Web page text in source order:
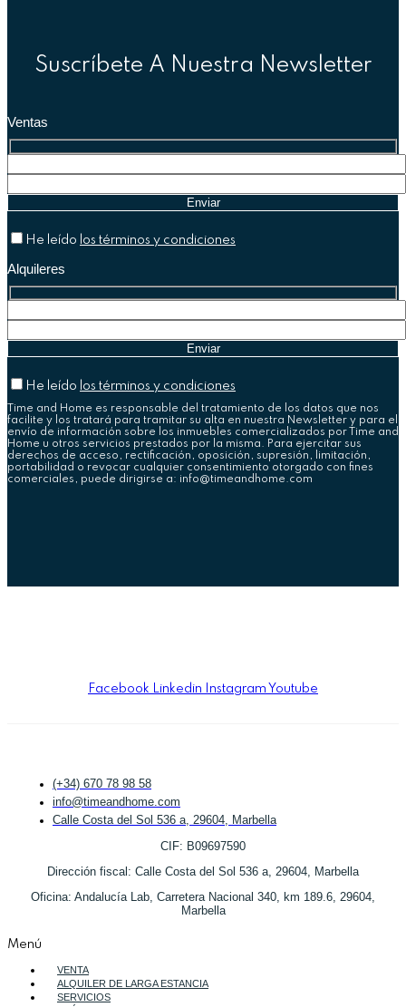
Suscríbete A Nuestra Newsletter
Ventas
He leído los términos y condiciones
Alquileres
He leído los términos y condiciones
Time and Home es responsable del tratamiento de los datos que nos
facilite y los tratará para tramitar su alta en nuestra Newsletter y para el
envío de información sobre los inmuebles comercializados por Time and
Home u otros servicios prestados por la misma. Para ejercitar sus
derechos de acceso, rectificación, oposición, supresión, limitación,
portabilidad o revocar cualquier consentimiento otorgado con fines
comerciales, puede dirigirse a: info@timeandhome.com
Facebook Linkedin Instagram Youtube
(+34) 670 78 98 58
info@timeandhome.com
Calle Costa del Sol 536 a, 29604, Marbella
CIF: B09697590
Dirección fiscal: Calle Costa del Sol 536 a, 29604, Marbella
Oficina: Andalucía Lab, Carretera Nacional 340, km 189.6, 29604,
Marbella
Menú
VENTA
ALQUILER DE LARGA ESTANCIA
SERVICIOS